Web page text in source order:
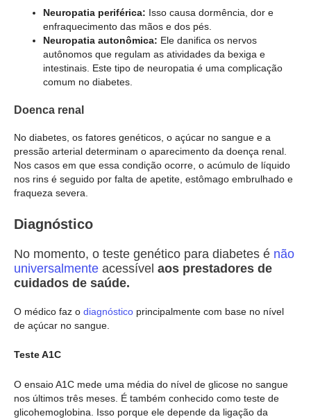
Neuropatia periférica: Isso causa dormência, dor e
enfraquecimento das mãos e dos pés.
Neuropatia autonômica: Ele danifica os nervos
autônomos que regulam as atividades da bexiga e
intestinais. Este tipo de neuropatia é uma complicação
comum no diabetes.
Doenca renal
No diabetes, os fatores genéticos, o açúcar no sangue e a
pressão arterial determinam o aparecimento da doença renal.
Nos casos em que essa condição ocorre, o acúmulo de líquido
nos rins é seguido por falta de apetite, estômago embrulhado e
fraqueza severa.
Diagnóstico
No momento, o teste genético para diabetes é não
universalmente acessível aos prestadores de
cuidados de saúde.
O médico faz o diagnóstico principalmente com base no nível
de açúcar no sangue.
Teste A1C
O ensaio A1C mede uma média do nível de glicose no sangue
nos últimos três meses. É também conhecido como teste de
glicohemoglobina. Isso porque ele depende da ligação da